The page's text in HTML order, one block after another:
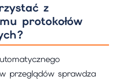
z
protokołów
przeglądów sprawdza